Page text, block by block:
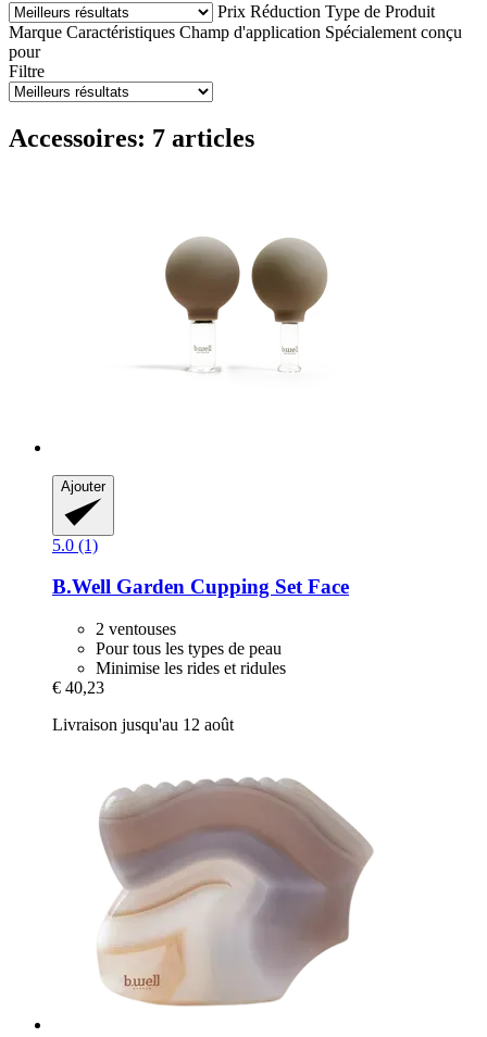
Prix Réduction Type de Produit
Marque Caractéristiques Champ d'application Spécialement conçu
pour
Filtre
Accessoires: 7 articles
Ajouter
5.0 (1)
B.Well Garden Cupping Set Face
2 ventouses
Pour tous les types de peau
Minimise les rides et ridules
€ 40,23
Livraison jusqu'au 12 août